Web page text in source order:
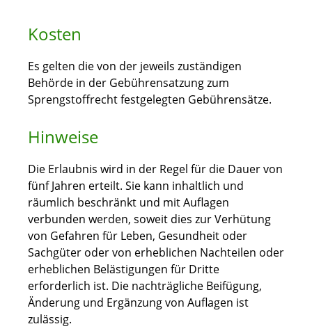
Kosten
Es gelten die von der jeweils zuständigen
Behörde in der Gebührensatzung zum
Sprengstoffrecht festgelegten Gebührensätze.
Hinweise
Die Erlaubnis wird in der Regel für die Dauer von
fünf Jahren erteilt. Sie kann inhaltlich und
räumlich beschränkt und mit Auflagen
verbunden werden, soweit dies zur Verhütung
von Gefahren für Leben, Gesundheit oder
Sachgüter oder von erheblichen Nachteilen oder
erheblichen Belästigungen für Dritte
erforderlich ist. Die nachträgliche Beifügung,
Änderung und Ergänzung von Auflagen ist
zulässig.